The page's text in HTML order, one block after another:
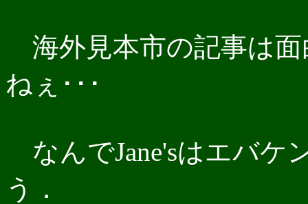
海外見本市の記事は面
ねぇ･･･
なんでJane'sはエバケ
う．